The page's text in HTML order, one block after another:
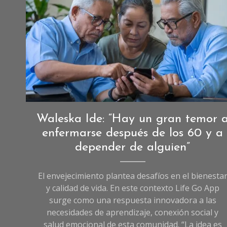
Imagen creada con I.A
Entrevistas,
Entrevistas
de
Sociedad
Waleska Ide: “Hay un gran temor
enfermarse después de los 60 y a
depender de alguien”
El envejecimiento plantea desafíos en el bienestar
y calidad de vida. En este contexto Life Go App
surge como una respuesta innovadora a las
necesidades de aprendizaje, conexión social y
salud emocional de esta comunidad. “La idea es